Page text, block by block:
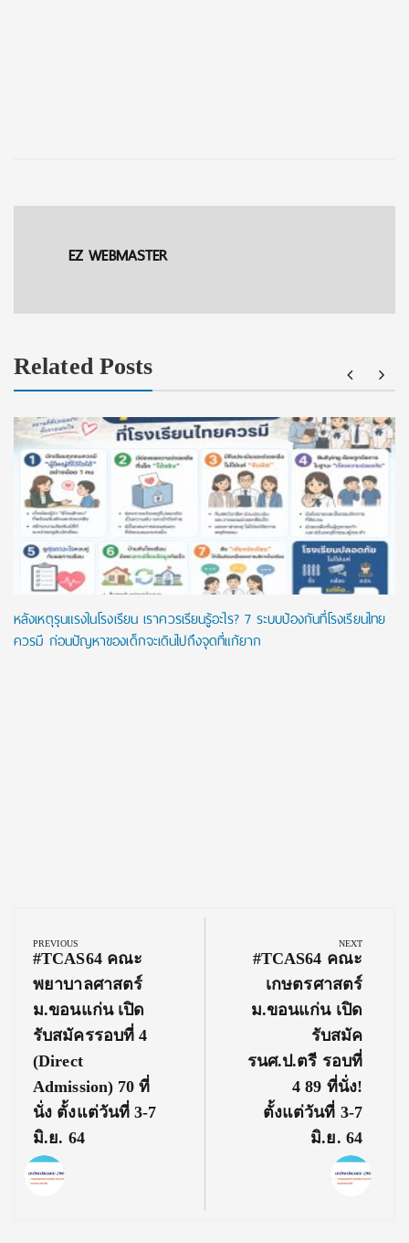
EZ WEBMASTER
Related Posts
หลังเหตุรุนแรงในโรงเรียน เราควรเรียนรู้อะไร? 7 ระบบป้องกันที่โรงเรียนไทย
ควรมี ก่อนปัญหาของเด็กจะเดินไปถึงจุดที่แก้ยาก
navigation
PREVIOUS
Previous
Post:
#TCAS64 คณะ
พยาบาลศาสตร์
ม.ขอนแก่น เปิด
รับสมัครรอบที่ 4
(Direct
Admission) 70 ที่
นั่ง ตั้งแต่วันที่ 3-7
มิ.ย. 64
NEXT
Next
Post:
#TCAS64 คณะ
เกษตรศาสตร์
ม.ขอนแก่น เปิด
รับสมัค
รนศ.ป.ตรี รอบที่
4 89 ที่นั่ง!
ตั้งแต่วันที่ 3-7
มิ.ย. 64